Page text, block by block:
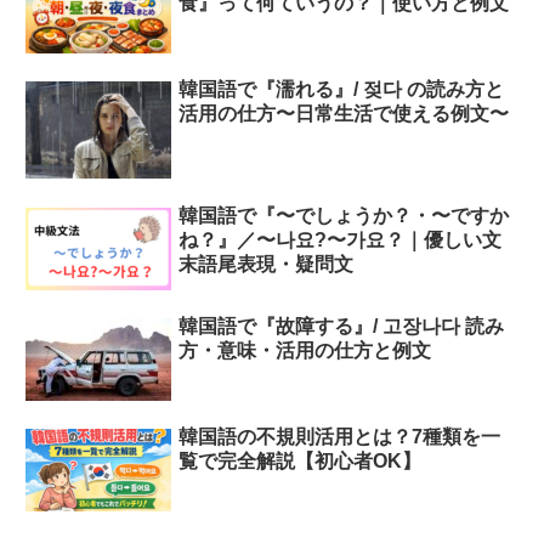
韓国語で『濡れる』/ 젖다 の読み方と
活用の仕方〜日常生活で使える例文〜
韓国語で『〜でしょうか？・〜ですか
ね？』／〜나요?〜가요？｜優しい文
末語尾表現・疑問文
韓国語で『故障する』/ 고장나다 読み
方・意味・活用の仕方と例文
韓国語の不規則活用とは？7種類を一
覧で完全解説【初心者OK】